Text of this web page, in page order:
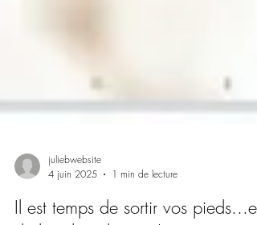
4 juin 2025
1 min de lecture